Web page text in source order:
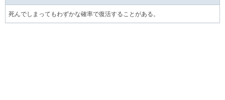
死んでしまってもわずかな確率で復活することがある。